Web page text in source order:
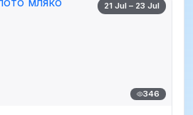
21 Jul – 23 Jul
346